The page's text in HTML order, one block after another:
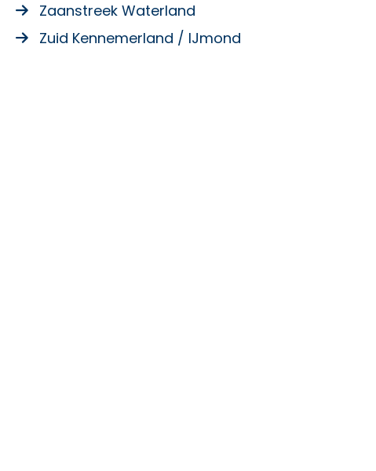
Zaanstreek Waterland
Zuid Kennemerland / IJmond